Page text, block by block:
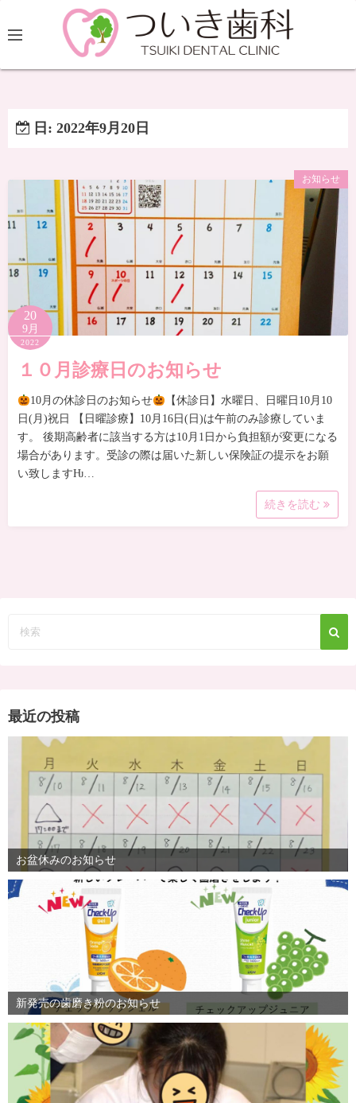
日: 2022年9月20日
お知らせ
20
9月
2022
１０月診療日のお知らせ
10月の休診日のお知らせ
【休診日】水曜日、日曜日10月10
日(月)祝日 【日曜診療】10月16日(日)は午前のみ診療していま
す。 後期高齢者に該当する方は10月1日から負担額が変更になる
場合があります。受診の際は届いた新しい保険証の提示をお願
い致しますǶ…
続きを読む
最近の投稿
お盆休みのお知らせ
新発売の歯磨き粉のお知らせ